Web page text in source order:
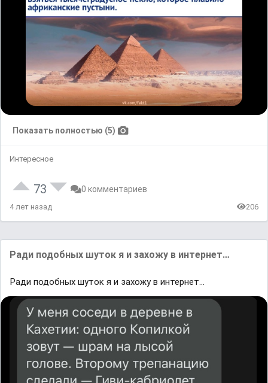
Показать полностью (5)
Интересное
73 0 комментариев
4 лет назад 206
Ради подобных шуток я и захожу в интернет…
Ради подобных шуток я и захожу в интернет…